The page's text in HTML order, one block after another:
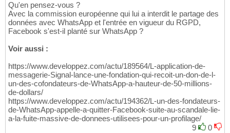
Qu'en pensez-vous ?
Avec la commission européenne qui lui a interdit le partage des
données avec WhatsApp et l'entrée en vigueur du RGPD,
Facebook s'est-il planté sur WhatsApp ?
Voir aussi :
https://www.developpez.com/actu/189564/L-application-de-
messagerie-Signal-lance-une-fondation-qui-recoit-un-don-de-l-
un-des-cofondateurs-de-WhatsApp-a-hauteur-de-50-millions-
de-dollars/
https://www.developpez.com/actu/194362/L-un-des-fondateurs-
de-WhatsApp-appelle-a-quitter-Facebook-suite-au-scandale-lie-
a-la-fuite-massive-de-donnees-utilisees-pour-un-profilage/
9
0